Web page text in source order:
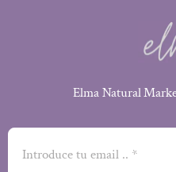
Elma Natural